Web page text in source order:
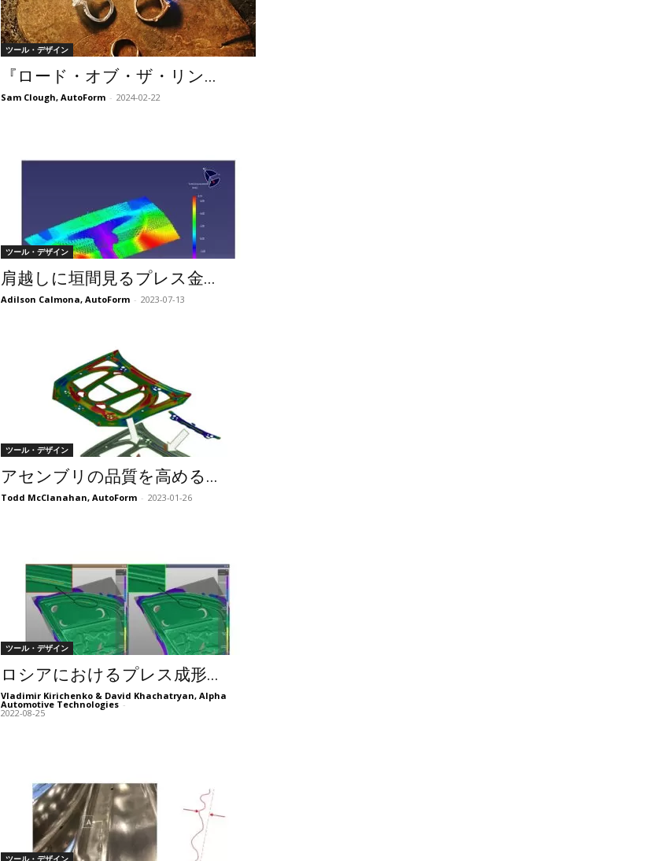
ツール・デザイン
『ロード・オブ・ザ・リン...
Sam Clough, AutoForm - 2024-02-22
ツール・デザイン
肩越しに垣間見るプレス金...
Adilson Calmona, AutoForm - 2023-07-13
ツール・デザイン
アセンブリの品質を高める...
Todd McClanahan, AutoForm - 2023-01-26
ツール・デザイン
ロシアにおけるプレス成形...
Vladimir Kirichenko & David Khachatryan, Alpha
Automotive Technologies -
2022-08-25
ツール・デザイン